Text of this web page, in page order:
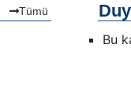
Tümü
Bu